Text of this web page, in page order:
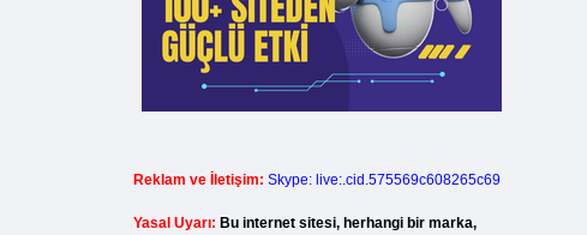
Reklam ve İletişim: Skype: live:.cid.575569c608265c69
Yasal Uyarı: Bu internet sitesi, herhangi bir marka,